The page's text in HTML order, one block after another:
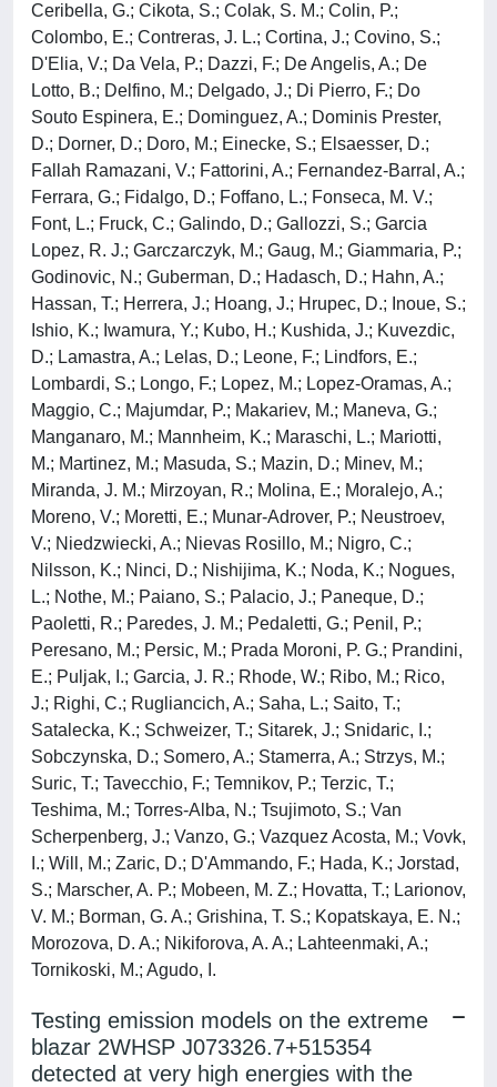
Ceribella, G.; Cikota, S.; Colak, S. M.; Colin, P.;
Colombo, E.; Contreras, J. L.; Cortina, J.; Covino, S.;
D'Elia, V.; Da Vela, P.; Dazzi, F.; De Angelis, A.; De
Lotto, B.; Delfino, M.; Delgado, J.; Di Pierro, F.; Do
Souto Espinera, E.; Dominguez, A.; Dominis Prester,
D.; Dorner, D.; Doro, M.; Einecke, S.; Elsaesser, D.;
Fallah Ramazani, V.; Fattorini, A.; Fernandez-Barral, A.;
Ferrara, G.; Fidalgo, D.; Foffano, L.; Fonseca, M. V.;
Font, L.; Fruck, C.; Galindo, D.; Gallozzi, S.; Garcia
Lopez, R. J.; Garczarczyk, M.; Gaug, M.; Giammaria, P.;
Godinovic, N.; Guberman, D.; Hadasch, D.; Hahn, A.;
Hassan, T.; Herrera, J.; Hoang, J.; Hrupec, D.; Inoue, S.;
Ishio, K.; Iwamura, Y.; Kubo, H.; Kushida, J.; Kuvezdic,
D.; Lamastra, A.; Lelas, D.; Leone, F.; Lindfors, E.;
Lombardi, S.; Longo, F.; Lopez, M.; Lopez-Oramas, A.;
Maggio, C.; Majumdar, P.; Makariev, M.; Maneva, G.;
Manganaro, M.; Mannheim, K.; Maraschi, L.; Mariotti,
M.; Martinez, M.; Masuda, S.; Mazin, D.; Minev, M.;
Miranda, J. M.; Mirzoyan, R.; Molina, E.; Moralejo, A.;
Moreno, V.; Moretti, E.; Munar-Adrover, P.; Neustroev,
V.; Niedzwiecki, A.; Nievas Rosillo, M.; Nigro, C.;
Nilsson, K.; Ninci, D.; Nishijima, K.; Noda, K.; Nogues,
L.; Nothe, M.; Paiano, S.; Palacio, J.; Paneque, D.;
Paoletti, R.; Paredes, J. M.; Pedaletti, G.; Penil, P.;
Peresano, M.; Persic, M.; Prada Moroni, P. G.; Prandini,
E.; Puljak, I.; Garcia, J. R.; Rhode, W.; Ribo, M.; Rico,
J.; Righi, C.; Rugliancich, A.; Saha, L.; Saito, T.;
Satalecka, K.; Schweizer, T.; Sitarek, J.; Snidaric, I.;
Sobczynska, D.; Somero, A.; Stamerra, A.; Strzys, M.;
Suric, T.; Tavecchio, F.; Temnikov, P.; Terzic, T.;
Teshima, M.; Torres-Alba, N.; Tsujimoto, S.; Van
Scherpenberg, J.; Vanzo, G.; Vazquez Acosta, M.; Vovk,
I.; Will, M.; Zaric, D.; D'Ammando, F.; Hada, K.; Jorstad,
S.; Marscher, A. P.; Mobeen, M. Z.; Hovatta, T.; Larionov,
V. M.; Borman, G. A.; Grishina, T. S.; Kopatskaya, E. N.;
Morozova, D. A.; Nikiforova, A. A.; Lahteenmaki, A.;
Tornikoski, M.; Agudo, I.
Testing emission models on the extreme
blazar 2WHSP J073326.7+515354
detected at very high energies with the